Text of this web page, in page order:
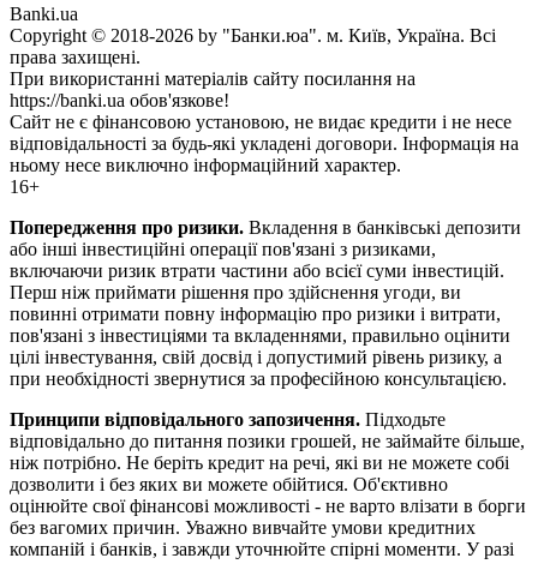
Banki.ua
Copyright © 2018-2026 by "Банки.юа". м. Київ, Україна. Всі
права захищені.
При використанні матеріалів сайту посилання на
https://banki.ua обов'язкове!
Сайт не є фінансовою установою, не видає кредити і не несе
відповідальності за будь-які укладені договори. Інформація на
ньому несе виключно інформаційний характер.
16+
Попередження про ризики. Вкладення в банківські депозити
або інші інвестиційні операції пов'язані з ризиками,
включаючи ризик втрати частини або всієї суми інвестицій.
Перш ніж приймати рішення про здійснення угоди, ви
повинні отримати повну інформацію про ризики і витрати,
пов'язані з інвестиціями та вкладеннями, правильно оцінити
цілі інвестування, свій досвід і допустимий рівень ризику, а
при необхідності звернутися за професійною консультацією.
Принципи відповідального запозичення. Підходьте
відповідально до питання позики грошей, не займайте більше,
ніж потрібно. Не беріть кредит на речі, які ви не можете собі
дозволити і без яких ви можете обійтися. Об'єктивно
оцінюйте свої фінансові можливості - не варто влізати в борги
без вагомих причин. Уважно вивчайте умови кредитних
компаній і банків, і завжди уточнюйте спірні моменти. У разі